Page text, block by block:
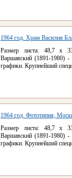
1964 год. Храм Василия
Размер листа: 48,7 х
Варшавский (1891-1980) -
графики. Крупнейший
1964 год. Фототипия,
Размер листа: 48,7 х
Варшавский (1891-1980) -
графики. Крупнейший